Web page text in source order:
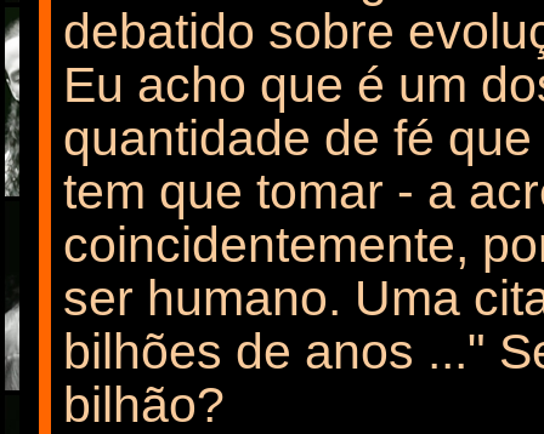
debatido sobre
Eu acho que é um
quantidade de fé
tem que tomar - a
coincidentemente,
ser humano. Uma
bilhões de anos ..."
bilhão?